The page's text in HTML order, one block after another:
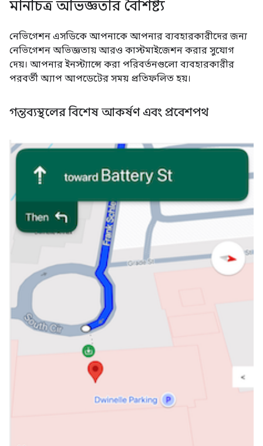
মানচিত্র অভিজ্ঞতার বৈশিষ্ট্য
নেভিগেশন এসডিকে আপনাকে আপনার ব্যবহারকারীদের জন্য
নেভিগেশন অভিজ্ঞতায় আরও কাস্টমাইজেশন করার সুযোগ
দেয়। আপনার ইনস্ট্যান্সে করা পরিবর্তনগুলো ব্যবহারকারীর
পরবর্তী অ্যাপ আপডেটের সময় প্রতিফলিত হয়।
গন্তব্যস্থলের বিশেষ আকর্ষণ এবং প্রবেশপথ